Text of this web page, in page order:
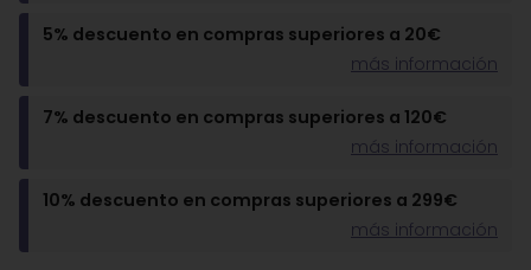
5% descuento en compras superiores a 20€
más información
7% descuento en compras superiores a 120€
más información
10% descuento en compras superiores a 299€
más información